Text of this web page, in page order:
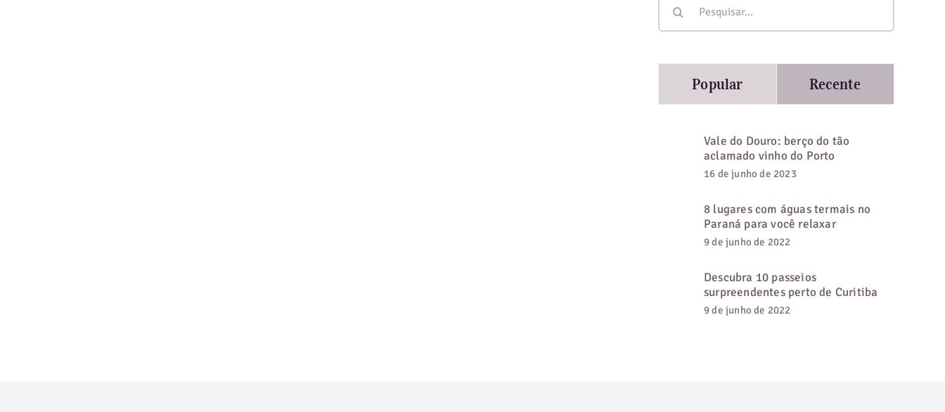
Popular Recente
Vale do Douro: berço do tão
aclamado vinho do Porto
16 de junho de 2023
8 lugares com águas termais no
Paraná para você relaxar
9 de junho de 2022
Descubra 10 passeios
surpreendentes perto de Curitiba
9 de junho de 2022